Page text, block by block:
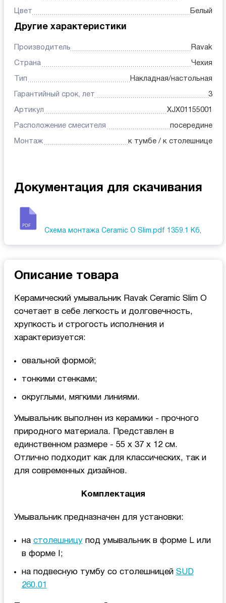
Цвет Белый
Другие характеристики
Производитель Ravak
Страна Чехия
Тип Накладная/настольная
Гарантийный срок, лет 3
Артикул XJX01155001
Расположение смесителя посередине
Монтаж к тумбе / к столешнице
Документация для скачивания
Схема монтажа Ceramic O Slim.pdf 1359.1 Кб,
Описание товара
Керамический умывальник Ravak Ceramic Slim О
сочетает в себе легкость и долговечность,
хрупкость и строгость исполнения и
характеризуется:
овальной формой;
тонкими стенками;
округлыми, мягкими линиями.
Умывальник выполнен из керамики - прочного
природного материала. Представлен в
единственном размере - 55 x 37 x 12 см.
Отлично подходит как для классических, так и
для современных дизайнов.
Комплектация
Умывальник предназначен для установки:
на столешницупод умывальник в форме L или
в форме I;
на подвесную тумбу со столешницей SUD
260.01